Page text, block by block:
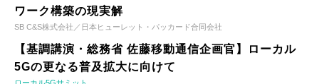
ワーク構築の現実解
SB C&S株式会社／日本ヒューレット・パッカード合同会社
【基調講演・総務省 佐藤移動通信企画官】ローカル
5Gの更なる普及拡大に向けて